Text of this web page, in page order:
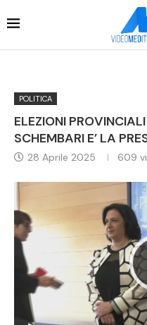
POLITICA
ELEZIONI
SCHEMBARI E’ LA
28 Aprile 2025 609